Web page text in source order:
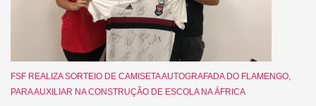
FSF REALIZA SORTEIO DE CAMISETA AUTOGRAFADA DO FLAMENGO,
PARA AUXILIAR NA CONSTRUÇÃO DE ESCOLA NA ÁFRICA